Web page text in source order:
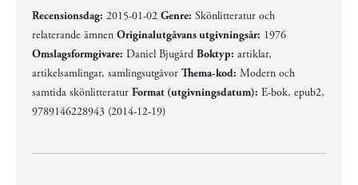
Recensionsdag: 2015-01-02 Genre: Skönlitteratur och
relaterande ämnen Originalutgåvans utgivningsår: 1976
Omslagsformgivare: Daniel Bjugård Boktyp: artiklar,
artikelsamlingar, samlingsutgåvor Thema-kod: Modern och
samtida skönlitteratur Format (utgivningsdatum): E-bok, epub2,
9789146228943 (2014-12-19)